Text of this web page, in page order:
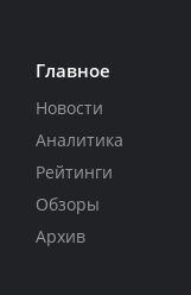
Главное
Новости
Аналитика
Рейтинги
Обзоры
Архив